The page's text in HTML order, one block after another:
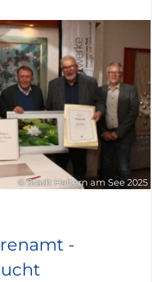
© Stadt Haltern am See 2025
-